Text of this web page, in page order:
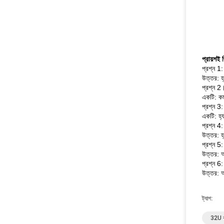
প্রায়শই
প্রশ্ন
উত্তর:
প্রশ্ন
একটি:
প্রশ্ন 3:
একটি:
প্রশ্ন 4:
উত্তর:
প্রশ্ন 5:
উত্তর:
প্রশ্ন 6:
উত্তর:
ট্যাগ:
32U